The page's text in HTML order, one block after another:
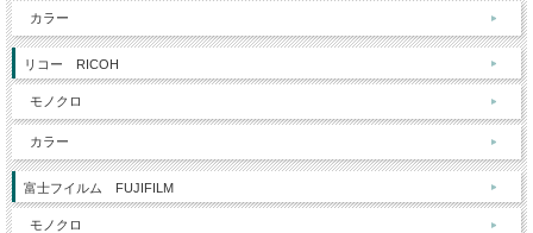
カラー
リコー RICOH
モノクロ
カラー
富士フイルム FUJIFILM
モノクロ